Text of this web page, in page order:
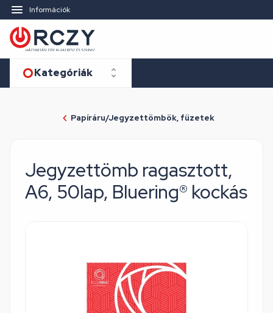
Információk
Kategóriák
Papíráru/Jegyzettömbök, füzetek
Jegyzettömb ragasztott,
A6, 50lap, Bluering® kockás